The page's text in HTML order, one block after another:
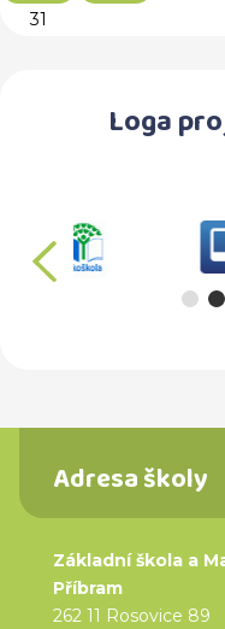
31
Loga
předchozí
Adresa školy
Základní škola a
Příbram
262 11 Rosovice 89